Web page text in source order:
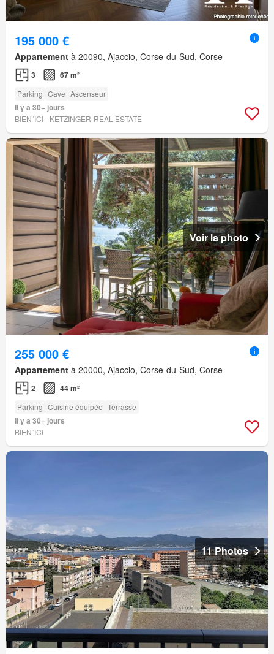
195 000 €
Appartement à 20090, Ajaccio, Corse-du-Sud, Corse
3 67 m²
Parking Cave Ascenseur
Il y a 30+ jours
BIEN´ICI - KETZINGER-REAL-ESTATE
Voir la photo
255 000 €
Appartement à 20000, Ajaccio, Corse-du-Sud, Corse
2 44 m²
Parking Cuisine équipée Terrasse
Il y a 30+ jours
BIEN´ICI
11 Photos